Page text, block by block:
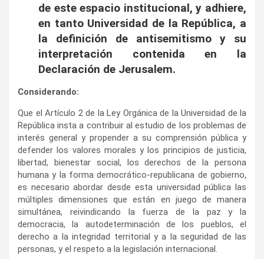
de este espacio institucional, y adhiere,
en tanto Universidad de la República, a
la definición de antisemitismo y su
interpretación contenida en la
Declaración de Jerusalem.
Considerando:
Que el Artículo 2 de la Ley Orgánica de la Universidad de la
República insta a contribuir al estudio de los problemas de
interés general y propender a su comprensión pública y
defender los valores morales y los principios de justicia,
libertad, bienestar social, los derechos de la persona
humana y la forma democrático-republicana de gobierno,
es necesario abordar desde esta universidad pública las
múltiples dimensiones que están en juego de manera
simultánea, reivindicando la fuerza de la paz y la
democracia, la autodeterminación de los pueblos, el
derecho a la integridad territorial y a la seguridad de las
personas, y el respeto a la legislación internacional.